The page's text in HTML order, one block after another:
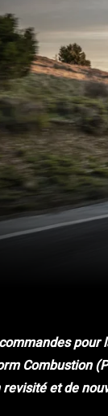
pour
Combustion
et de